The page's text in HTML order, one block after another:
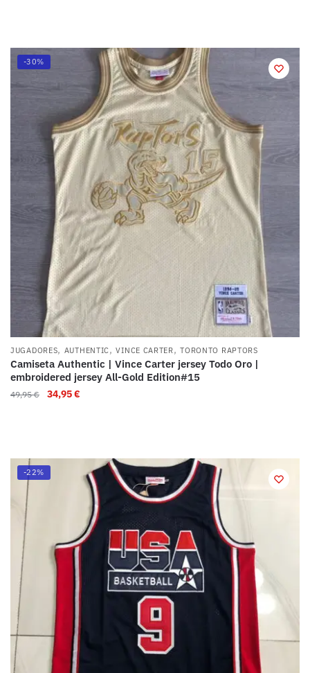
-30%
JUGADORES, AUTHENTIC,VINCE CARTER,TORONTO RAPTORS
Camiseta Authentic | Vince Carter jersey Todo Oro |
embroidered jersey All-Gold Edition#15
49,95€ 34,95€
-22%